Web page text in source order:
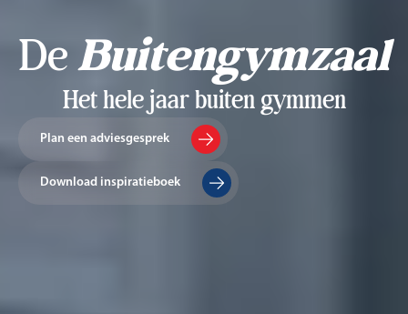
DeBuitengymzaal
Het hele jaar buiten gymmen
Plan een adviesgesprek
Download inspiratieboek